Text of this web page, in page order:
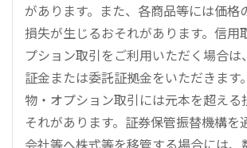
があります。また、各商品等には価格
損失が生じるおそれがあります。信用
プション取引をご利用いただく場合
証金または委託証拠金をいただきます
物・オプション取引には元本を超える
それがあります。証券保管振替機構を